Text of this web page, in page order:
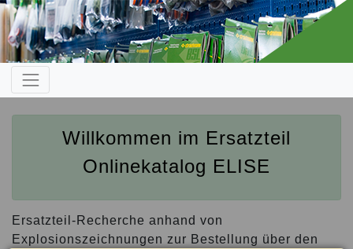
Willkommen im Ersatzteil
Onlinekatalog ELISE
Ersatzteil-Recherche anhand von
Explosionszeichnungen zur Bestellung über den